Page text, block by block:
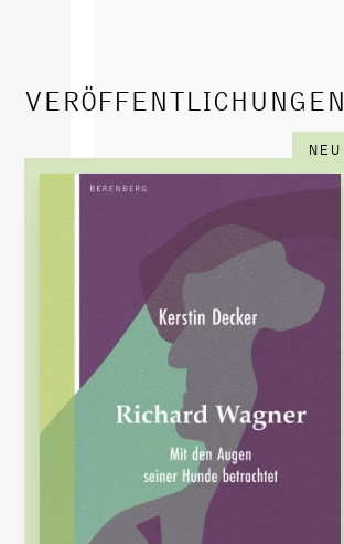
VERÖFFENTLICHUNGEN
NEU